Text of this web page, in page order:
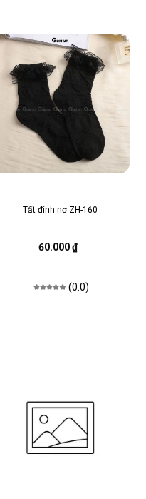
Tất đính nơ ZH-160
60.000 ₫
(0.0)